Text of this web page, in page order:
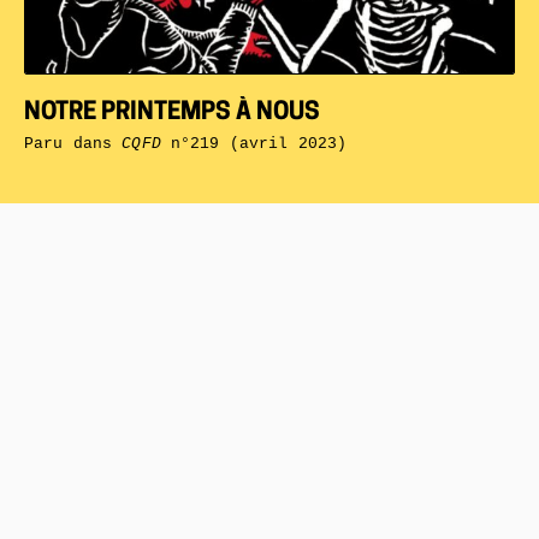
NOTRE PRINTEMPS À NOUS
Paru dansCQFDn°219 (avril 2023)